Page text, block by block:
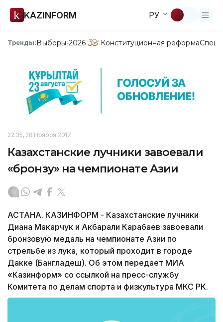
KAZINFORM РУ
Тренды:Выборы-2026 Конституционная реформа
22:35, 28 Ноября 2017
Казахстанские лучники завоевали
«бронзу» на чемпионате Азии
АСТАНА. КАЗИНФОРМ - Казахстанские лучники
Диана Макарчук и Акбарали Карабаев завоевали
бронзовую медаль на чемпионате Азии по
стрельбе из лука, который проходит в городе
Дакке (Бангладеш). Об этом передает МИА
«Казинформ» со ссылкой на пресс-службу
Комитета по делам спорта и физкультура МКС РК.